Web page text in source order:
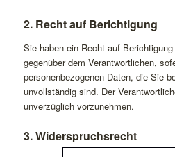
2. Recht auf Berichtigung
Sie haben ein Recht auf
gegenüber dem Verantwortlichen,
personenbezogenen Daten, die Sie
unvollständig sind. Der
unverzüglich vorzunehmen.
3. Widerspruchsrecht